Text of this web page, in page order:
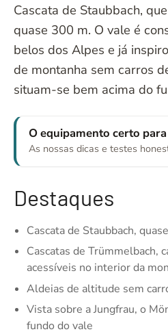
Cascata de Staubbach,
quase 300 m. O vale é
belos dos Alpes e já
de montanha sem carros
situam-se bem acima do
O equipamento certo
As nossas dicas e testes
Destaques
Cascata de Staubbach,
Cascatas de Trümmelbach,
acessíveis no interior da
Aldeias de altitude sem
Vista sobre a Jungfrau, o
fundo do vale